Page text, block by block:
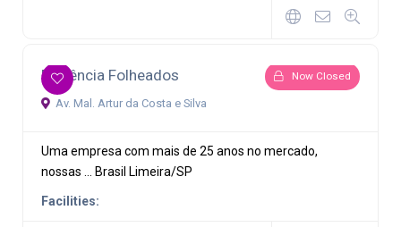
Now Closed
Evidência Folheados
Av. Mal. Artur da Costa e Silva
Uma empresa com mais de 25 anos no mercado,
nossas ... Brasil Limeira/SP
Facilities: